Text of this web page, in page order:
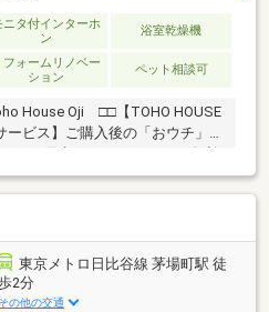
ニタ付インターホ
ン
浴室乾燥機
フォームリノベー
ション
ペット相談可
House Oji □□【TOHO HOUSE
ービス】ご購入後の「おウチ」と
口をご用意しております！・金利
、借換え相談、繰上返済のタイ
直し・・・etc・おウチの設備保
けサービス・・・etc購入前のタ
後のご不安につきましてもご相
気軽に現地をご覧下さいませ。
ご見学希望のお客様は下記番号
さい。お問い合わせ専用フリー
東京メトロ日比谷線 茅場町駅 徒
2分
その他の交通